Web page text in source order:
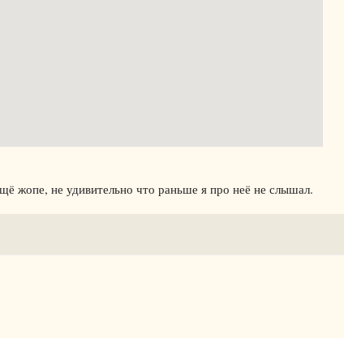
жопе, не удивительно что раньше я про неё не слышал.